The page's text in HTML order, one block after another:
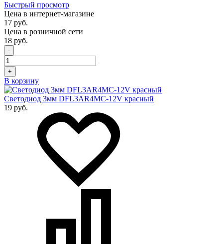
Быстрый просмотр
Цена в интернет-магазине
17 руб.
Цена в розничной сети
18 руб.
-
+
В корзину
Светодиод 3мм DFL3AR4MC-12V красный
19 руб.